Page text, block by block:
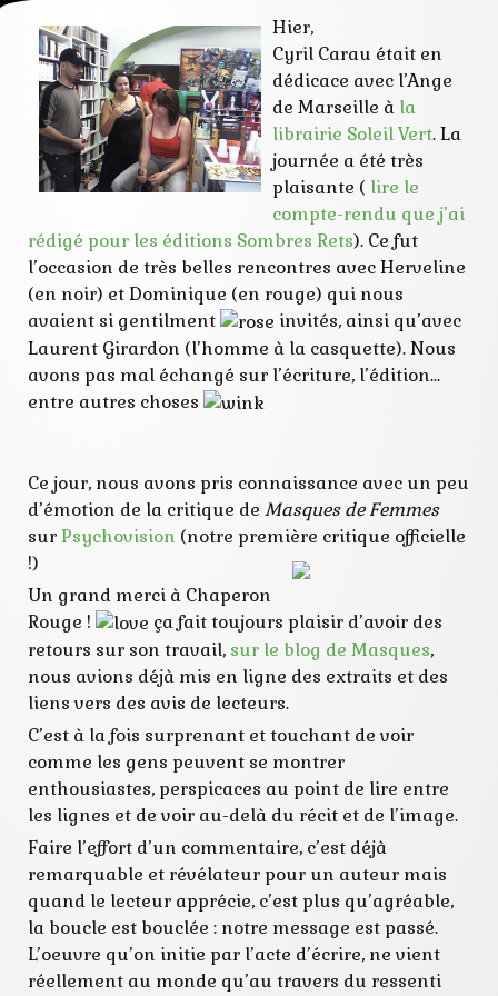
Cyril
dédicace
discussions
dominique
édition
Girardon
herveline
laurent
lecteurs
librairie
marseille
presse
retours
rets
soleil
sombres
vert
Hier,
Cyril Carau était en
dédicace avec l’Ange
de Marseille à la
librairie Soleil Vert. La
journée a été très
plaisante ( lire le
compte-rendu que j’ai
rédigé pour les éditions Sombres Rets). Ce fut
l’occasion de très belles rencontres avec Herveline
(en noir) et Dominique (en rouge) qui nous
avaient si gentilment
invités, ainsi qu’avec
Laurent Girardon (l’homme à la casquette). Nous
avons pas mal échangé sur l’écriture, l’édition…
entre autres choses
Ce jour, nous avons pris connaissance avec un peu
d’émotion de la critique de Masques de Femmes
surPsychovision (notre première critique officielle
!)
Un grand merci à Chaperon
Rouge !
ça fait toujours plaisir d’avoir des
retours sur son travail, sur le blog de Masques,
nous avions déjà mis en ligne des extraits et des
liens vers des avis de lecteurs.
C’est à la fois surprenant et touchant de voir
comme les gens peuvent se montrer
enthousiastes, perspicaces au point de lire entre
les lignes et de voir au-delà du récit et de l’image.
Faire l’effort d’un commentaire, c’est déjà
remarquable et révélateur pour un auteur mais
quand le lecteur apprécie, c’est plus qu’agréable,
la boucle est bouclée : notre message est passé.
L’oeuvre qu’on initie par l’acte d’écrire, ne vient
réellement au monde qu’au travers du ressenti